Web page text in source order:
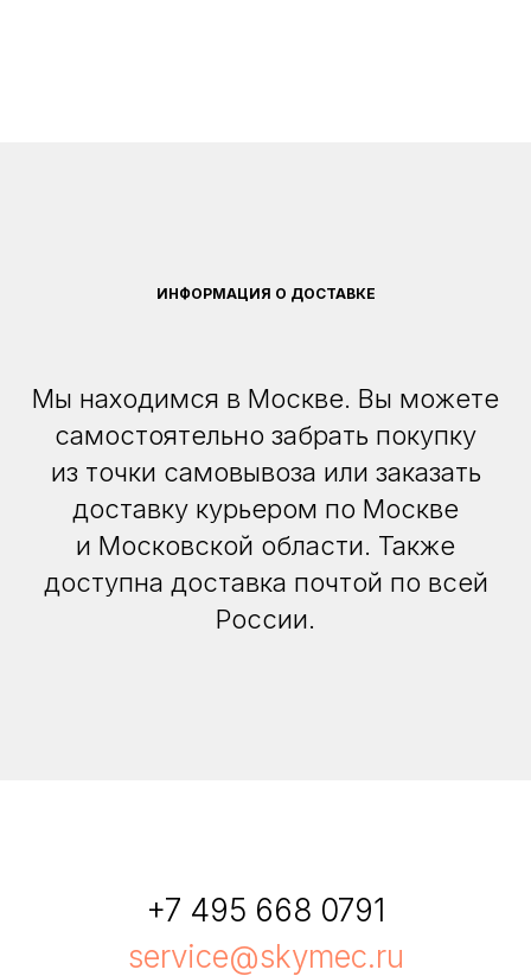
ИНФОРМАЦИЯ О ДОСТАВКЕ
Мы находимся в Москве. Вы можете
самостоятельно забрать покупку
из точки самовывоза или заказать
доставку курьером по Москве
и Московской области. Также
доступна доставка почтой по всей
России.
+7 495 668 0791
service@skymec.ru